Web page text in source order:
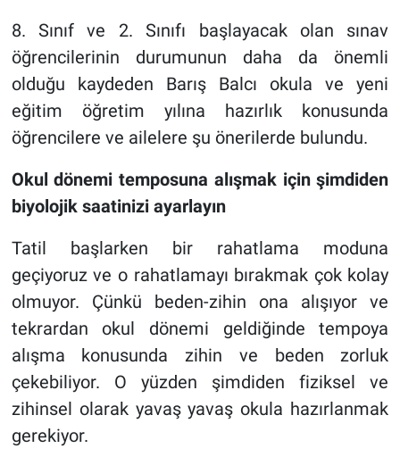
8. Sınıf ve 2. Sınıfı başlayacak olan sınav
öğrencilerinin durumunun daha da önemli
olduğu kaydeden Barış Balcı okula ve yeni
eğitim öğretim yılına hazırlık konusunda
öğrencilere ve ailelere şu önerilerde bulundu.
Okul dönemi temposuna alışmak için şimdiden
biyolojik saatinizi ayarlayın
Tatil başlarken bir rahatlama moduna
geçiyoruz ve o rahatlamayı bırakmak çok kolay
olmuyor. Çünkü beden-zihin ona alışıyor ve
tekrardan okul dönemi geldiğinde tempoya
alışma konusunda zihin ve beden zorluk
çekebiliyor. O yüzden şimdiden fiziksel ve
zihinsel olarak yavaş yavaş okula hazırlanmak
gerekiyor.